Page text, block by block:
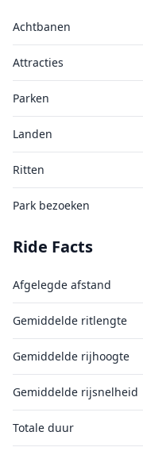
Achtbanen
Attracties
Parken
Landen
Ritten
Park bezoeken
Ride Facts
Afgelegde afstand
Gemiddelde ritlengte
Gemiddelde rijhoogte
Gemiddelde rijsnelheid
Totale duur